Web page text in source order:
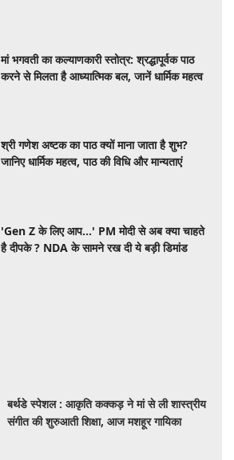
मां भगवती का कल्याणकारी स्तोत्र: श्रद्धापूर्वक पाठ
करने से मिलता है आध्यात्मिक बल, जानें धार्मिक महत्व
श्री गणेश अष्टक का पाठ क्यों माना जाता है शुभ?
जानिए धार्मिक महत्व, पाठ की विधि और मान्यताएं
'Gen Z के लिए आप...' PM मोदी से अब क्या चाहते
है दीपके ? NDA के सामने रख दी ये बड़ी डिमांड
बर्थडे स्पेशल : आकृति कक्कड़ ने मां से ली शास्त्रीय
संगीत की शुरुआती शिक्षा, आज मशहूर गायिका